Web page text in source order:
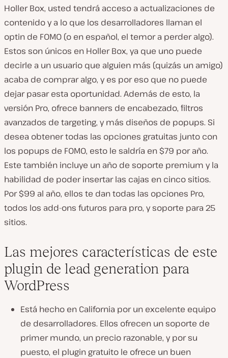
Holler Box, usted tendrá acceso a actualizaciones de
contenido y a lo que los desarrolladores llaman el
optin de FOMO (o en español, el temor a perder algo).
Estos son únicos en Holler Box, ya que uno puede
decirle a un usuario que alguien más (quizás un amigo)
acaba de comprar algo, y es por eso que no puede
dejar pasar esta oportunidad. Además de esto, la
versión Pro, ofrece banners de encabezado, filtros
avanzados de targeting, y más diseños de popups. Si
desea obtener todas las opciones gratuitas junto con
los popups de FOMO, esto le saldría en $79 por año.
Este también incluye un año de soporte premium y la
habilidad de poder insertar las cajas en cinco sitios.
Por $99 al año, ellos te dan todas las opciones Pro,
todos los add-ons futuros para pro, y soporte para 25
sitios.
Las mejores características de este
plugin de lead generation para
WordPress
Está hecho en California por un excelente equipo
de desarrolladores. Ellos ofrecen un soporte de
primer mundo, un precio razonable, y por su
puesto, el plugin gratuito le ofrece un buen